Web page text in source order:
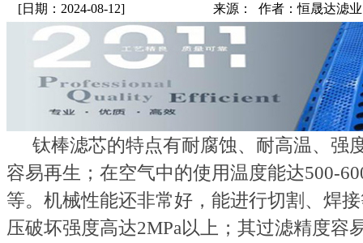
[日期：2024-08-12] 来源： 作者：恒晟达滤业
钛棒滤芯的特点有耐腐蚀、耐高温、强
容易再生；在空气中的使用温度能达500-
等。机械性能还非常好，能进行切割、焊
压破坏强度高达2MPa以上；其过滤精度容